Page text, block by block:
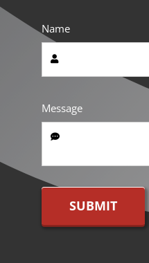
Name
Message
SUBMIT